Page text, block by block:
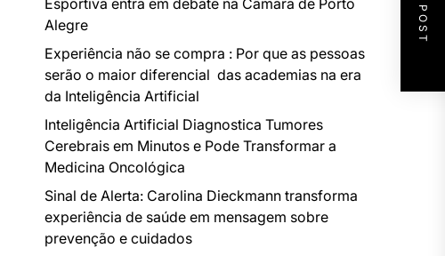
Esportiva entra em debate na Câmara de Porto
Alegre
Experiência não se compra : Por que as pessoas
serão o maior diferencial das academias na era
da Inteligência Artificial
Inteligência Artificial Diagnostica Tumores
Cerebrais em Minutos e Pode Transformar a
Medicina Oncológica
Sinal de Alerta: Carolina Dieckmann transforma
experiência de saúde em mensagem sobre
prevenção e cuidados